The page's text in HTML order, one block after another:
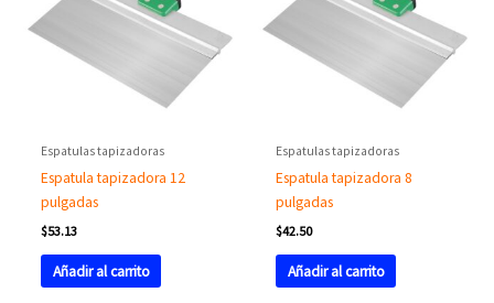
Espatulas tapizadoras
Espatula tapizadora 12
pulgadas
$53.13
Añadir al carrito
Espatulas tapizadoras
Espatula tapizadora 8
pulgadas
$42.50
Añadir al carrito